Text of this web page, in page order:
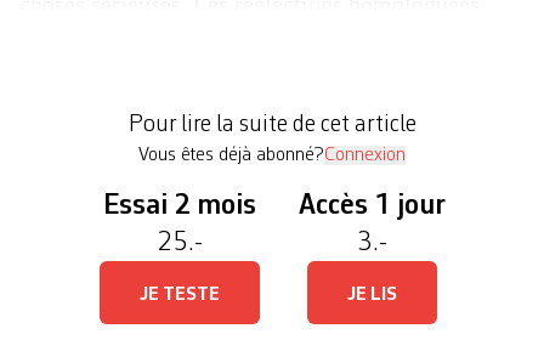
Vara, comblent son bonheur. Sauf entrée […]
Pour lire la suite de cet article
Vous êtes déjà abonné?Connexion
Essai 2 mois
25.-
JE TESTE
Accès 1 jour
3.-
JE LIS